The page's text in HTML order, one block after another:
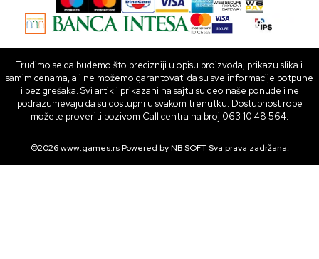
Trudimo se da budemo što precizniji u opisu proizvoda, prikazu slika i
samim cenama, ali ne možemo garantovati da su sve informacije potpune
i bez grešaka. Svi artikli prikazani na sajtu su deo naše ponude i ne
podrazumevaju da su dostupni u svakom trenutku. Dostupnost robe
možete proveriti pozivom Call centra na broj 063 10 48 564.
©2026www.games.rs Powered byNB SOFTSva prava zadržana.